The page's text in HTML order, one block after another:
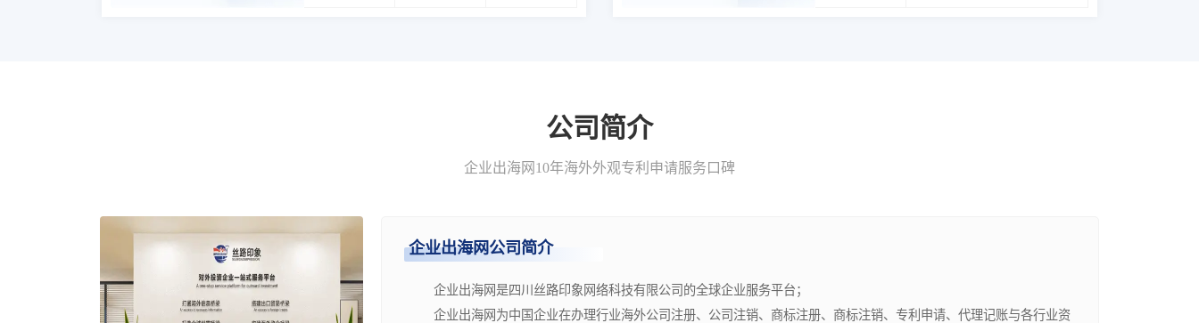
公司简介
企业出海网10年海外外观专利申请服务口碑
企业出海网公司简介
企业出海网是四川丝路印象网络科技有限公司的全球企业服务平台；
企业出海网为中国企业在办理行业海外公司注册、公司注销、商标注册、商标注销、专利申请、代理记账与各行业资